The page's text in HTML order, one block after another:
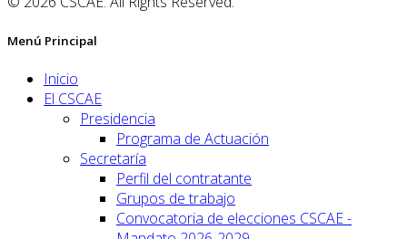
Menú Principal
Inicio
El CSCAE
Presidencia
Programa de Actuación
Secretaría
Perfil del contratante
Grupos de trabajo
Convocatoria de elecciones CSCAE -